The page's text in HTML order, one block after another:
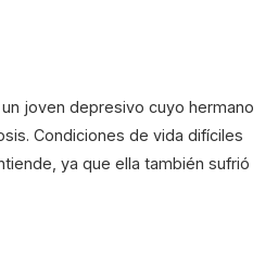
joven depresivo cuyo hermano
Condiciones de vida difíciles
ya que ella también sufrió